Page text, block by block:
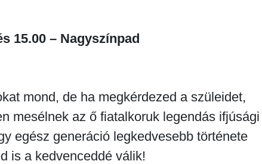
15.00 – Nagyszínpad
mond, de ha megkérdezed a szüleidet,
mesélnek az ő fiatalkoruk legendás ifjúsági
egész generáció legkedvesebb története
is a kedvenceddé válik!